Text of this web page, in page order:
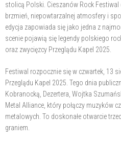
stolicą Polski. Cieszanów Rock
brzmień, niepowtarzalnej atmosfery i
edycja zapowiada się jako jedna z
scenie pojawią się legendy polskiego
oraz zwycięzcy Przeglądu Kapel 2025.
Festiwal rozpocznie się w czwartek, 13
Przeglądu Kapel 2025. Tego dnia
Kobranocką, Dezertera, Wojtka
Metal Alliance, który połączy muzyków
metalowych. To doskonałe otwarcie
graniem.